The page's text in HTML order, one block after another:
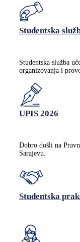
Studentska
Studentska služba
organizovanja i
UPIS 2026
Dobro došli na
Sarajevu.
Studentska